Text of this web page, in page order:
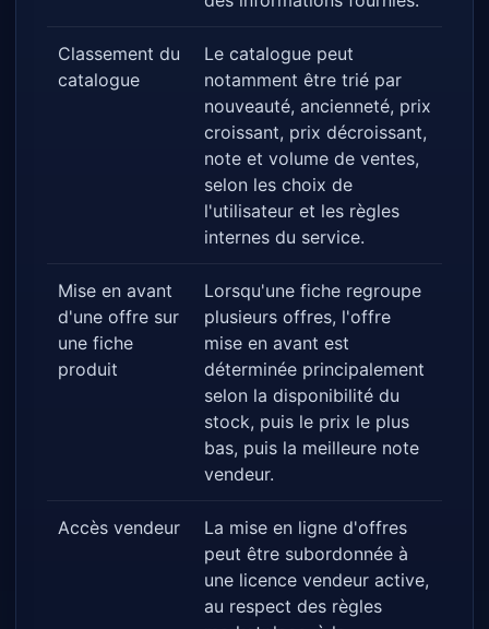
Classement du
catalogue
Le catalogue peut
notamment être trié par
nouveauté, ancienneté, prix
croissant, prix décroissant,
note et volume de ventes,
selon les choix de
l'utilisateur et les règles
internes du service.
Mise en avant
d'une offre sur
une fiche
produit
Lorsqu'une fiche regroupe
plusieurs offres, l'offre
mise en avant est
déterminée principalement
selon la disponibilité du
stock, puis le prix le plus
bas, puis la meilleure note
vendeur.
Accès vendeur
La mise en ligne d'offres
peut être subordonnée à
une licence vendeur active,
au respect des règles